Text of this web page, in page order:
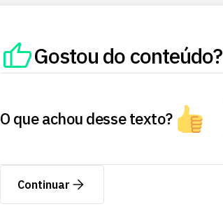
Gostou do conteúdo?
O que achou desse texto?
Continuar